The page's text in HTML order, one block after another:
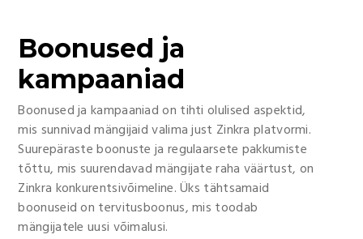
Boonused ja
kampaaniad
Boonused ja kampaaniad on tihti olulised aspektid,
mis sunnivad mängijaid valima just Zinkra platvormi.
Suurepäraste boonuste ja regulaarsete pakkumiste
tõttu, mis suurendavad mängijate raha väärtust, on
Zinkra konkurentsivõimeline. Üks tähtsamaid
boonuseid on tervitusboonus, mis toodab
mängijatele uusi võimalusi.